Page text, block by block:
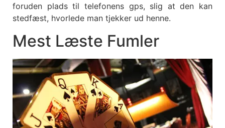
foruden plads til telefonens gps, slig at den kan
stedfæst, hvorlede man tjekker ud henne.
Mest Læste Fumler